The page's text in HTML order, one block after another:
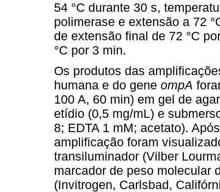
54 °C durante 30 s,
polimerase e extensão a 72
de extensão final de 72 °C
°C por 3 min.
Os produtos das
humana e do gene ompA
100 A, 60 min) em gel de
etídio (0,5 mg/mL) e
8; EDTA 1 mM; acetato).
amplificação foram
transiluminador (Vilber
marcador de peso molecular
(Invitrogen, Carlsbad,